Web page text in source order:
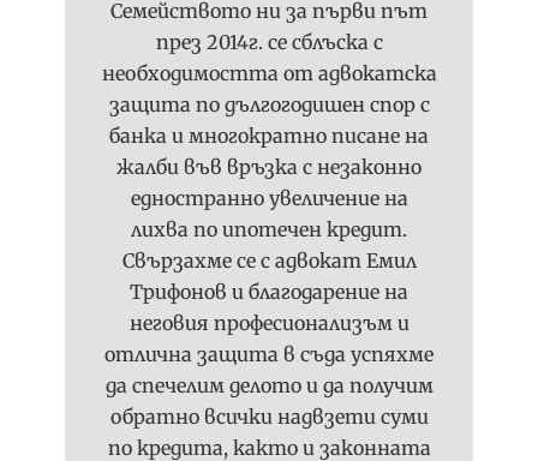
Семейството ни за първи път
през 2014г. се сблъска с
необходимостта от адвокатска
защита по дългогодишен спор с
банка и многократно писане на
жалби във връзка с незаконно
едностранно увеличение на
лихва по ипотечен кредит.
Свързахме се с адвокат Емил
Трифонов и благодарение на
неговия професионализъм и
отлична защита в съда успяхме
да спечелим делото и да получим
обратно всички надвзети суми
по кредита, както и законната